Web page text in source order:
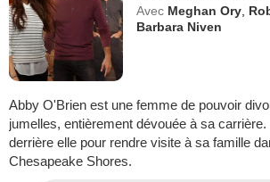
Avec Meghan Ory
Barbara Niven
Abby O'Brien est une femme de pouvoir
jumelles, entièrement dévouée à sa
derrière elle pour rendre visite à sa famille
Chesapeake Shores.